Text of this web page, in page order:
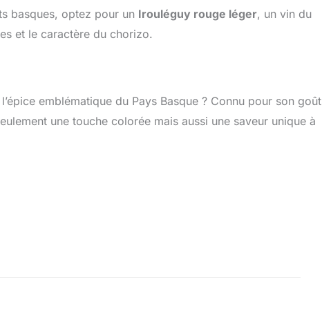
basques, optez pour un Irouléguy rouge léger, un vin du
et le caractère du chorizo.
l’épice emblématique du Pays Basque ? Connu pour son goût
une touche colorée mais aussi une saveur unique à